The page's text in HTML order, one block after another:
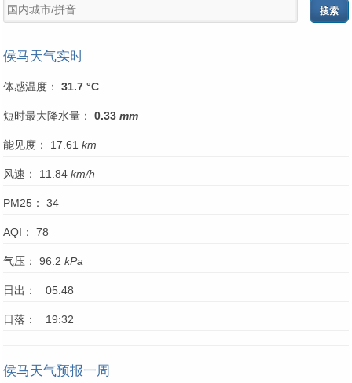
侯马天气实时
体感温度： 31.7 °C
短时最大降水量： 0.33 mm
能见度： 17.61 km
风速： 11.84 km/h
PM25： 34
AQI： 78
气压： 96.2 kPa
日出： 05:48
日落： 19:32
侯马天气预报一周